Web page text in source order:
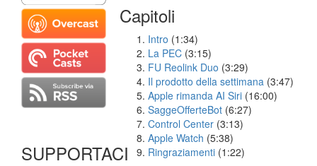
SUPPORTACI
Capitoli
Intro (1:34)
La PEC (3:15)
FU Reolink Duo (3:29)
Il prodotto della settimana (3:47)
Apple rimanda AI Siri (16:00)
SaggeOfferteBot (6:27)
Control Center (3:13)
Apple Watch (5:38)
Ringraziamenti (1:22)